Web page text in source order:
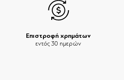
Επιστροφή χρημάτων
εντός 30 ημερών